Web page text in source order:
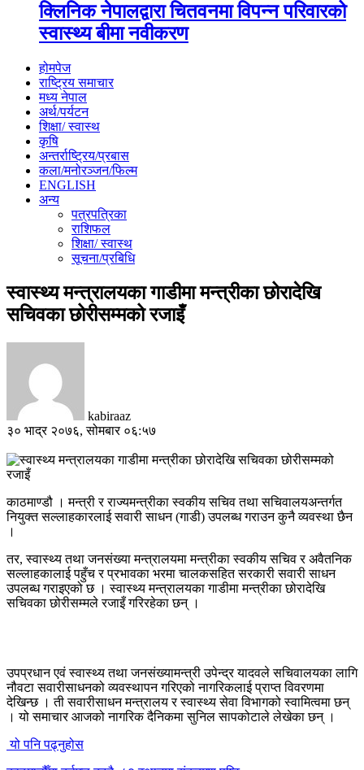
क्लिनिक नेपालद्वारा चितवनमा विपन्न परिवारको
स्वास्थ्य बीमा नवीकरण
होमपेज
राष्ट्रिय समाचार
मध्य नेपाल
अर्थ/पर्यटन
शिक्षा/ स्वास्थ
कृषि
अन्तर्राष्ट्रिय/प्रबास
कला/मनोरञ्जन/फिल्म
ENGLISH
अन्य
पत्रपत्रिका
राशिफल
शिक्षा/ स्वास्थ
सूचना/प्रबिधि
स्वास्थ्य मन्त्रालयका गाडीमा मन्त्रीका छोरादेखि
सचिवका छोरीसम्मको रजाइँ
kabiraaz
३० भाद्र २०७६, सोमबार ०६:५७
काठमाण्डौ । मन्त्री र राज्यमन्त्रीका स्वकीय सचिव तथा सचिवालयअन्तर्गत
नियुक्त सल्लाहकारलाई सवारी साधन (गाडी) उपलब्ध गराउन कुनै व्यवस्था छैन
।
तर, स्वास्थ्य तथा जनसंख्या मन्त्रालयमा मन्त्रीका स्वकीय सचिव र अवैतनिक
सल्लाहकालाई पहुँच र प्रभावका भरमा चालकसहित सरकारी सवारी साधन
उपलब्ध गराइएको छ । स्वास्थ्य मन्त्रालयका गाडीमा मन्त्रीका छोरादेखि
सचिवका छोरीसम्मले रजाइँ गरिरहेका छन् ।
उपप्रधान एवं स्वास्थ्य तथा जनसंख्यामन्त्री उपेन्द्र यादवले सचिवालयका लागि
नौवटा सवारीसाधनको व्यवस्थापन गरिएको नागरिकलाई प्राप्त विवरणमा
देखिन्छ । ती सवारीसाधन मन्त्रालय र स्वास्थ्य सेवा विभागको स्वामित्वमा छन्
। यो समाचार आजको नागरिक दैनिकमा सुनिल सापकोटाले लेखेका छन् ।
यो पनि पढ्नुहोस